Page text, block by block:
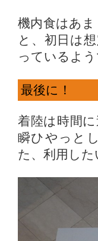
機内食はあ
と、初日は
っているよう
最後に！
着陸は時間
瞬ひやっと
た、利用した